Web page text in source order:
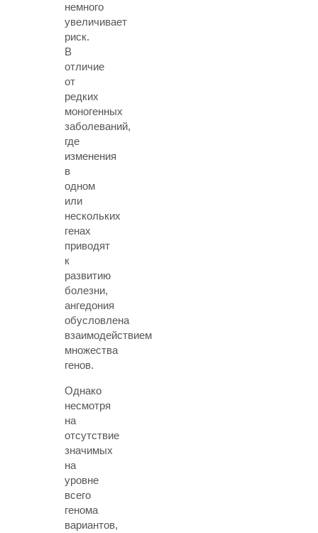
немного
увеличивает
риск.
В
отличие
от
редких
моногенных
заболеваний,
где
изменения
в
одном
или
нескольких
генах
приводят
к
развитию
болезни,
ангедония
обусловлена
взаимодействием
множества
генов.
Однако
несмотря
на
отсутствие
значимых
на
уровне
всего
генома
вариантов,